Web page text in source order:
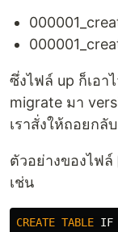
Firebird
MS SQL
rqlite
Database
Database
generally has
dbdriver://
ซึ่งไฟล์ up ก็เอา
migrate มา
เราสั่งให้ถอยกลั
ตัวอย่างของไฟล์​
เช่น
CREATE TABLE IF